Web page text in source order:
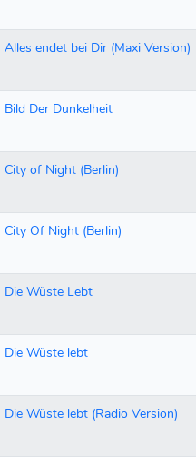
Alles endet bei Dir (Maxi Version)
Bild Der Dunkelheit
City of Night (Berlin)
City Of Night (Berlin)
Die Wüste Lebt
Die Wüste lebt
Die Wüste lebt (Radio Version)